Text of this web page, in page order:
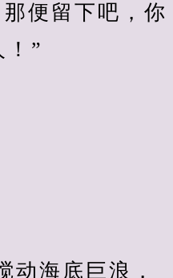
留下吧，你
”
海底巨浪，